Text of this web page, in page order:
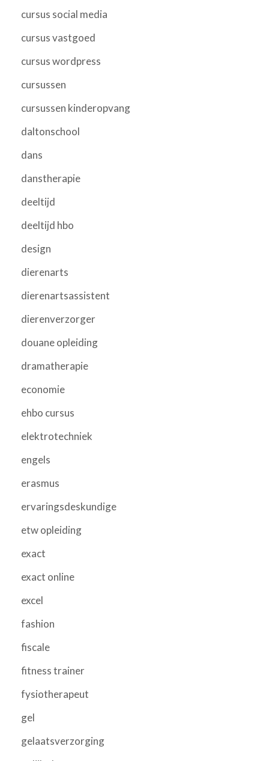
cursus social media
cursus vastgoed
cursus wordpress
cursussen
cursussen kinderopvang
daltonschool
dans
danstherapie
deeltijd
deeltijd hbo
design
dierenarts
dierenartsassistent
dierenverzorger
douane opleiding
dramatherapie
economie
ehbo cursus
elektrotechniek
engels
erasmus
ervaringsdeskundige
etw opleiding
exact
exact online
excel
fashion
fiscale
fitness trainer
fysiotherapeut
gel
gelaatsverzorging